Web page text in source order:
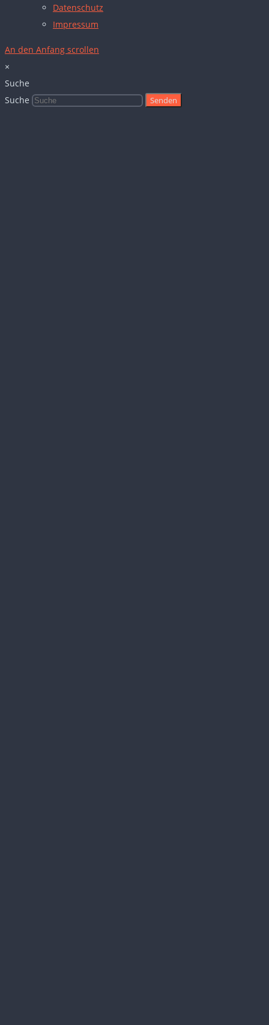
Datenschutz
Impressum
An den Anfang scrollen
×
Suche
Suche
Senden